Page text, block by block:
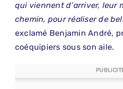
qui viennent d’arriver, leur
chemin, pour réaliser de
exclamé Benjamin André,
coéquipiers sous son aile.